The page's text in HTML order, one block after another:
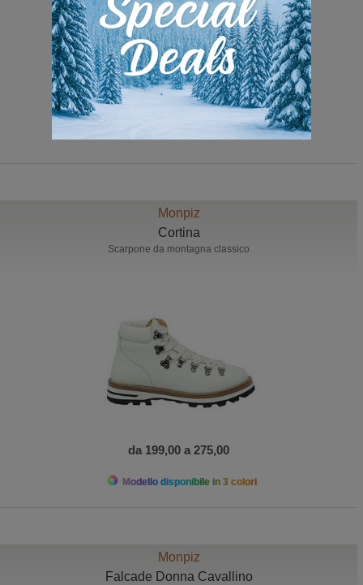
159,00 Euro
Monpiz
Cortina
Scarpone da montagna classico
da 199,00 a 275,00
Modello disponibile in 3 colori
Monpiz
Falcade Donna Cavallino